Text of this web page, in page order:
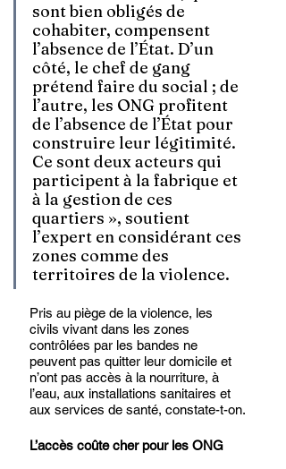
sont bien obligés de
cohabiter, compensent
l’absence de l’État. D’un
côté, le chef de gang
prétend faire du social ; de
l’autre, les ONG profitent
de l’absence de l’État pour
construire leur légitimité.
Ce sont deux acteurs qui
participent à la fabrique et
à la gestion de ces
quartiers », soutient
l’expert en considérant ces
zones comme des
territoires de la violence.
Pris au piège de la violence, les
civils vivant dans les zones
contrôlées par les bandes ne
peuvent pas quitter leur domicile et
n’ont pas accès à la nourriture, à
l’eau, aux installations sanitaires et
aux services de santé, constate-t-on.
L’accès coûte cher pour les ONG